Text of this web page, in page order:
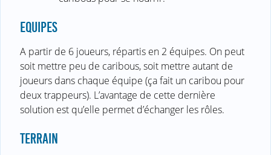
EQUIPES
A partir de 6 joueurs, répartis en 2 équipes. On peut
soit mettre peu de caribous, soit mettre autant de
joueurs dans chaque équipe (ça fait un caribou pour
deux trappeurs). L’avantage de cette dernière
solution est qu’elle permet d’échanger les rôles.
TERRAIN